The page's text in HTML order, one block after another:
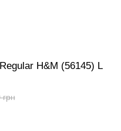
Н&М (56145) L
грн